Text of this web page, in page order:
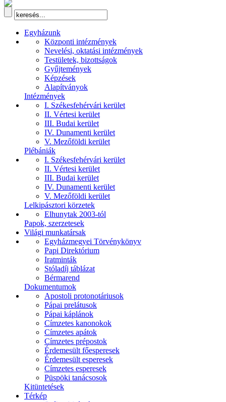
Egyházunk
Központi intézmények
Nevelési, oktatási intézmények
Testületek, bizottságok
Gyűjtemények
Képzések
Alapítványok
Intézmények
I. Székesfehérvári kerület
II. Vértesi kerület
III. Budai kerület
IV. Dunamenti kerület
V. Mezőföldi kerület
Plébániák
I. Székesfehérvári kerület
II. Vértesi kerület
III. Budai kerület
IV. Dunamenti kerület
V. Mezőföldi kerület
Lelkipásztori körzetek
Elhunytak 2003-tól
Papok, szerzetesek
Világi munkatársak
Egyházmegyei Törvénykönyv
Papi Direktórium
Iratminták
Stóladíj táblázat
Bérmarend
Dokumentumok
Apostoli protonotáriusok
Pápai prelátusok
Pápai káplánok
Címzetes kanonokok
Címzetes apátok
Címzetes prépostok
Érdemesült főesperesek
Érdemesült esperesek
Címzetes esperesek
Püspöki tanácsosok
Kitüntetések
Térkép